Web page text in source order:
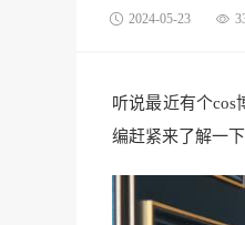
2024-05-23
听说最近有个
编赶紧来了解一